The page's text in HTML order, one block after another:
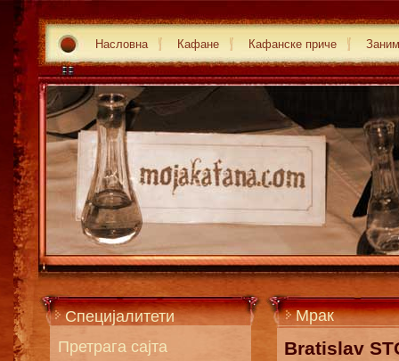
Насловна Кафане Кафанске приче
Специјалитети
Претрага сајта
Мрак
Bratislav